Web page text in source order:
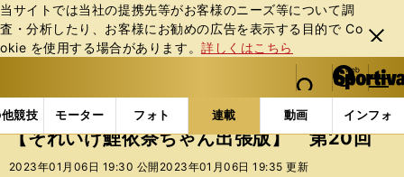
当サイトでは当社の提携先等がお客様のニーズ等について調
査・分析したり、お客様にお勧めの広告を表⽰する⽬的で Co
okie を使⽤する場合があります。詳しくはこちら
閉じ
る
web Sportiva (webスポルティーバ)
検索
マイペ
ー
ジ
メニュ
競技 モーター フォト 連載 動画 インフォ
b
ス
ポ
ル
連載コラム スポマン！ それいけ鯉依奈ちゃん出張
【それいけ鯉依奈ちゃん出張版】 第20回
2023年01月06日 19:30 公開 2023年01月06日 19:35 更新